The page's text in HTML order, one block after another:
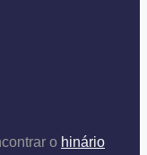
o hinário